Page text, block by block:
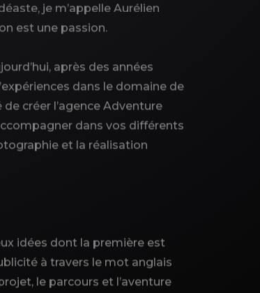
je m’appelle Aurélien
est une passion.
après des années
dans le domaine de
créer l’agence Adventure
dans vos différents
et la réalisation
idées dont la première est
à travers le mot anglais
le parcours et l’aventure